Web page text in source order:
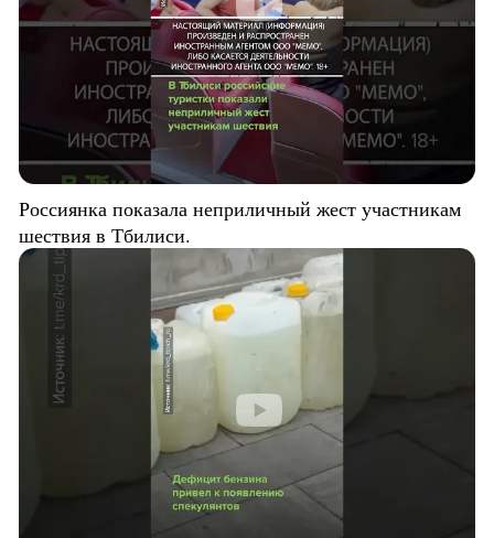
Россиянка показала неприличный жест участникам
шествия в Тбилиси.